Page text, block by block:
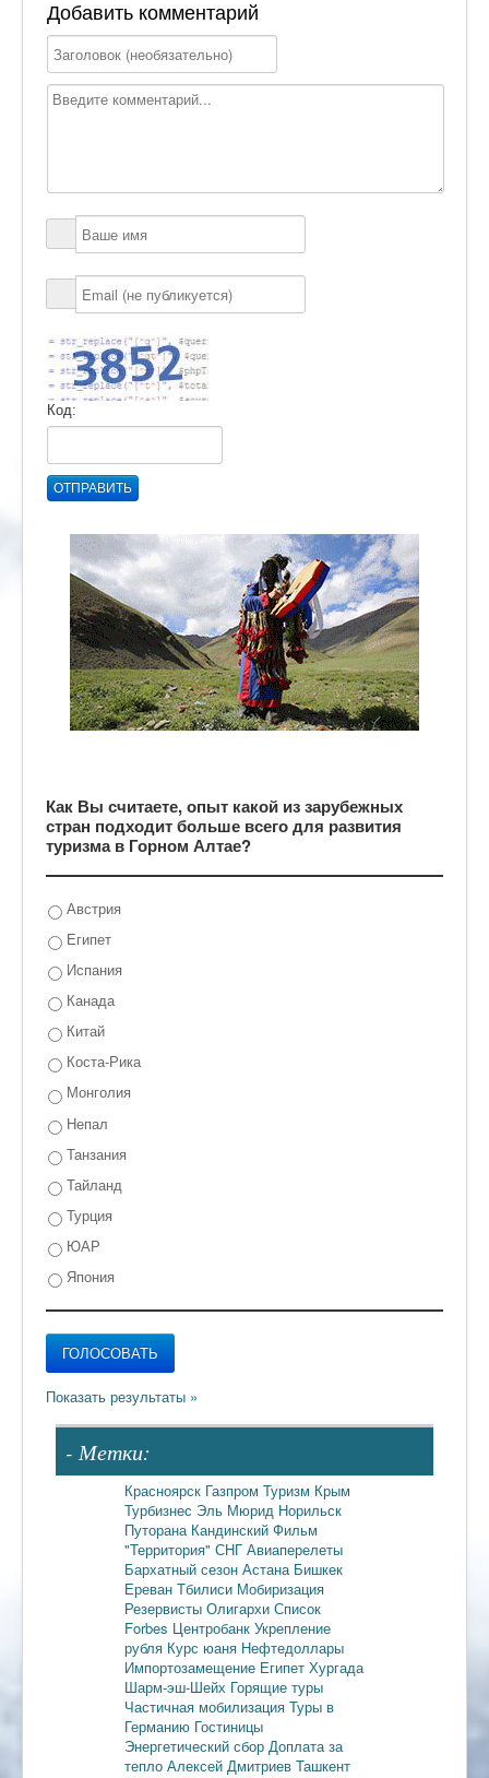
Добавить комментарий
Код:
ОТПРАВИТЬ
Как Вы считаете, опыт какой из зарубежных
стран подходит больше всего для развития
туризма в Горном Алтае?
Австрия
Египет
Испания
Канада
Китай
Коста-Рика
Монголия
Непал
Танзания
Тайланд
Турция
ЮАР
Япония
- Метки:
Красноярск Газпром Туризм Крым
Турбизнес Эль Мюрид Норильск
Путорана Кандинский Фильм
"Территория" СНГ Авиаперелеты
Бархатный сезон Астана Бишкек
Ереван Тбилиси Мобиризация
Резервисты Олигархи Список
Forbes Центробанк Укрепление
рубля Курс юаня Нефтедоллары
Импортозамещение Египет Хургада
Шарм-эш-Шейх Горящие туры
Частичная мобилизация Туры в
Германию Гостиницы
Энергетический сбор Доплата за
тепло Алексей Дмитриев Ташкент